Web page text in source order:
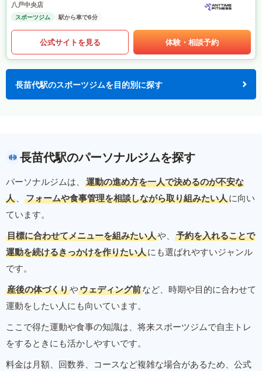
八戸中央店
スポーツジム 駅から車で6分
公式サイトを見る 体験・相談予約
長苗代駅のスポーツジムを目的別に探す
長苗代駅のパーソナルジムを探す
パーソナルジムは、
運動の進め方を一人で決めるのが不安な
人 、 フォームや食事管理を相談しながら取り組みたい人に向い
ています。
目標に合わせてメニューを組みたい人や、
予約を入れることで
運動を続けるきっかけを作りたい人にも選ばれやすいジャンル
です。
産後の体づくりやウェディング前など、時期や目的に合わせて
運動をしたい人にも向いています。
ここで得た運動や食事の知識は、将来スポーツジムで自主トレ
をするときにも活かしやすいです。
料金は月額、回数券、コースなど複雑な場合があるため、公式